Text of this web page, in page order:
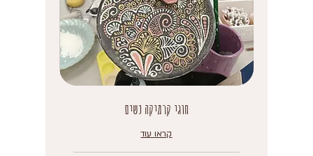
חוגי קרמיקה נשים
קראו עוד